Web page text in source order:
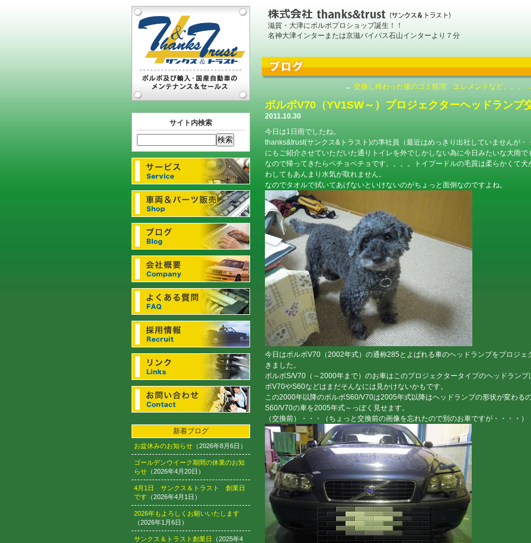
滋賀・大津にボルボプロショップ誕生！！
名神大津インターまたは京滋バイパス石山インターより７分
サイト内検索
新着ブログ
お盆休みのお知らせ （2026年8月6日）
ゴールデンウイーク期間の休業のお知
らせ （2026年4月20日）
4月1日 サンクス＆トラスト 創業日
です （2026年4月1日）
2026年もよろしくお願いいたします
（2026年1月6日）
サンクス＆トラスト創業日
（2025年4
← 交換し終わった後のゴミ処理、エレメントなど。。。
ボルボV70（YV1SW～）プロジェクターヘッドランプ
2011.10.30
今日は1日雨でしたね。
thanks&trust(サンクス&トラスト)の準社員（最近はめっきり出社していませんが
にもご紹介させていただいた通りトイレを外でしかしない為に今日みたいな大雨
なので帰ってきたらベチョベチョです。。。。トイプードルの毛質は柔らかくて
わしてもあんまり水気が取れません。
なのでタオルで拭いてあげないといけないのがちょっと面倒なのですよね。
今日はボルボV70（2002年式）の通称285とよばれる車のヘッドランプをプロジ
きました。
ボルボS/V70（～2000年まで）のお車はこのプロジェクタータイプのヘッドラン
ボV70やS60などはまだそんなには見かけないかもです。
この2000年以降のボルボS60/V70は2005年式以降はヘッドランプの形状が変わる
S60/V70の車を2005年式～っぽく見せます。
（交換前）・・・（ちょっと交換前の画像を忘れたので別のお車ですが・・・・）